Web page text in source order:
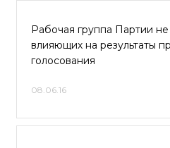
Рабочая группа Партии
влияющих на результаты
голосования
08.06.16